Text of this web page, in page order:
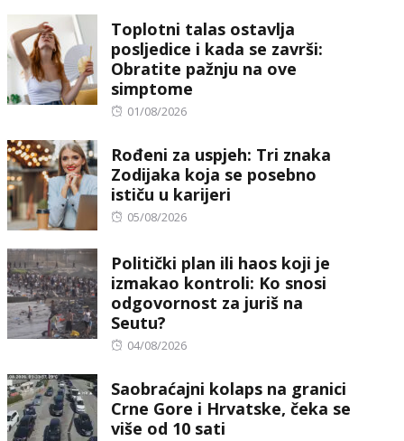
Toplotni talas ostavlja
posljedice i kada se završi:
Obratite pažnju na ove
simptome
Posted
01/08/2026
Rođeni za uspjeh: Tri znaka
Zodijaka koja se posebno
ističu u karijeri
Posted
05/08/2026
Politički plan ili haos koji je
izmakao kontroli: Ko snosi
odgovornost za juriš na
Seutu?
Posted
04/08/2026
Saobraćajni kolaps na granici
Crne Gore i Hrvatske, čeka se
više od 10 sati